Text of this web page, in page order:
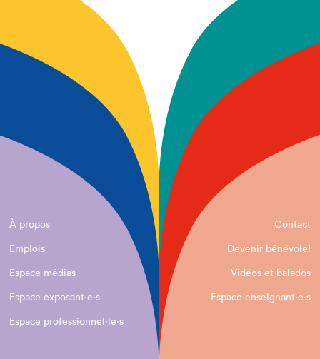
À propos
Contact
Emplois
Devenir bénévole!
Espace médias
Vidéos et balados
Espace exposant·e⋅s
Espace enseignant·e⋅s
Espace professionnel·le⋅s